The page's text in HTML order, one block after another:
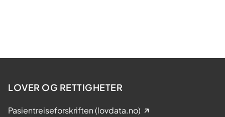
LOVER OG RETTIGHETER
Pasientreiseforskriften (lovdata.no)